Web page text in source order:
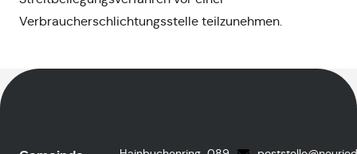
Verbraucherschlichtungsstelle teilzunehmen.